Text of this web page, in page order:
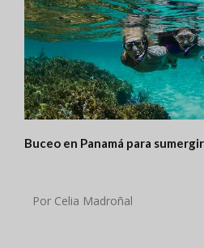
Buceo en Panamá para
Por Celia Madroñal